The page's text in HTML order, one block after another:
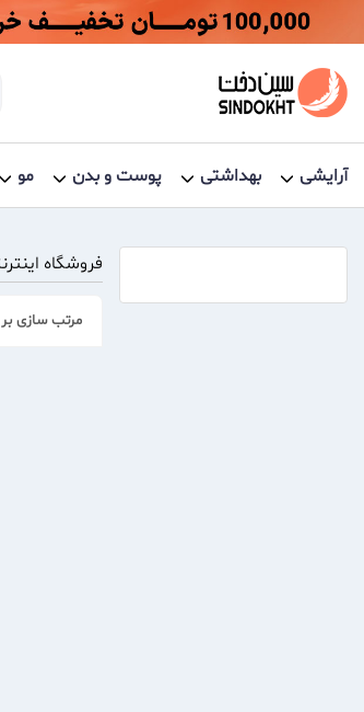
آرایشی بهداشتی پوست و بدن مو
فروشگاه
مرتب سازی